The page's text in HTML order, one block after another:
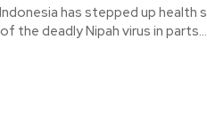
the deadly Nipah virus in parts...